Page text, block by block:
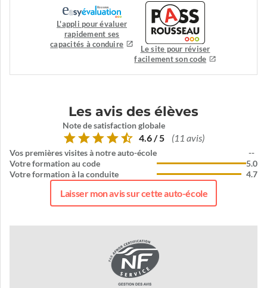
L'appli pour évaluer
rapidement ses
capacités à conduire
Le site pour réviser
facilement son code
Les avis des élèves
Note de satisfaction globale
4.6 / 5 (11 avis)
Vos premières visites à notre auto-école
Votre formation au code
Votre formation à la conduite
--
5.0
4.7
Laisser mon avis sur cette auto-école